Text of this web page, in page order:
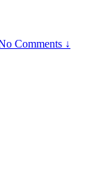
Comments ↓